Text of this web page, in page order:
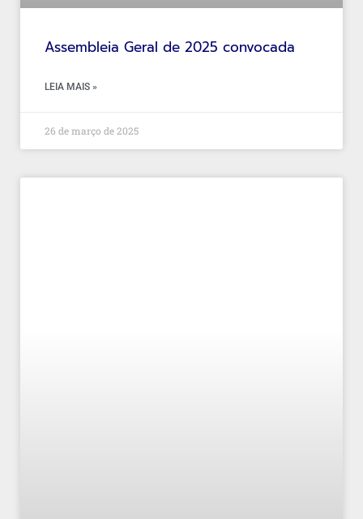
Assembleia Geral de 2025 convocada
LEIA MAIS »
26 de março de 2025